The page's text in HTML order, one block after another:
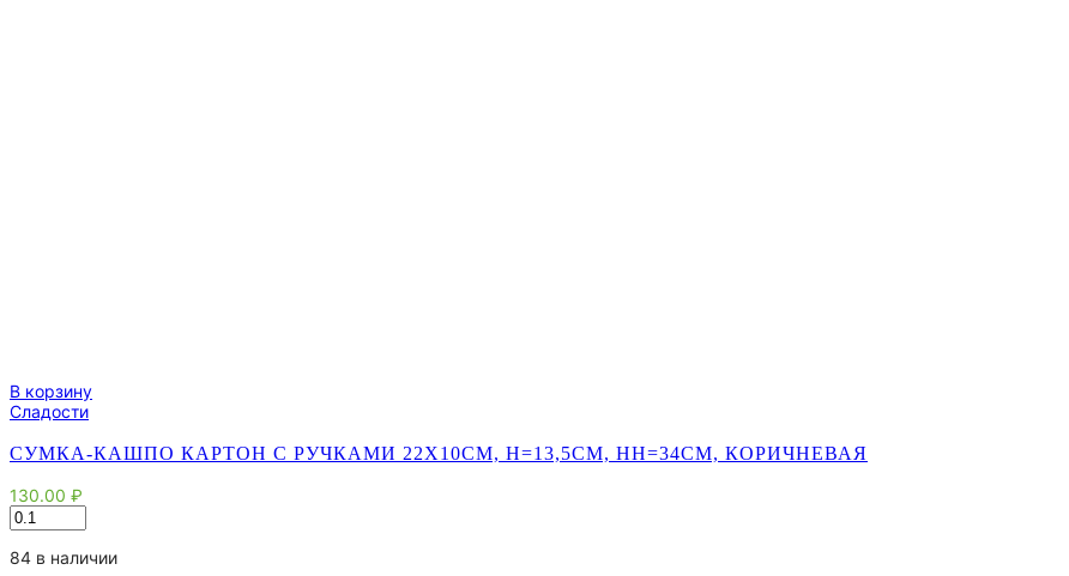
В корзину
Сладости
СУМКА-КАШПО КАРТОН С РУЧКАМИ 22Х10СМ, H=13,5СМ, HH=34СМ, КОРИЧНЕВАЯ
130.00 ₽
Количество
товара
Сумка-
84 в наличии